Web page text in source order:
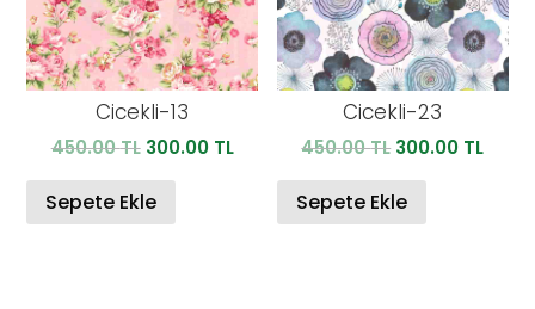
Cicekli-13
450.00TL Orijinal
450.00 TL.
300.00 TLŞu
300.00 TL.
Sepete Ekle
Cicekli-23
450.00TL Orijinal
450.00 TL.
300.00 TLŞu
Sepete Ekle